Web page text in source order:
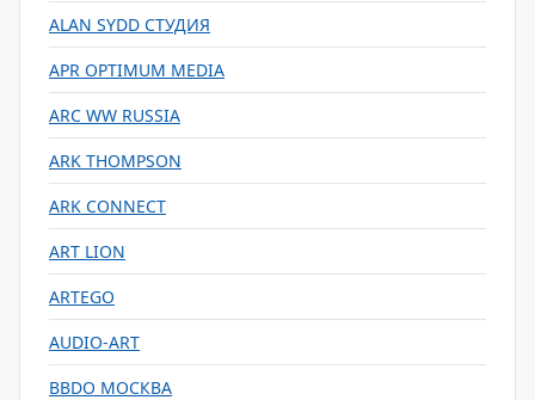
ALAN SYDD СТУДИЯ
APR OPTIMUM MEDIA
ARC WW RUSSIA
ARK THOMPSON
ARK CONNECT
ART LION
ARTEGO
AUDIO-ART
BBDO МОСКВА